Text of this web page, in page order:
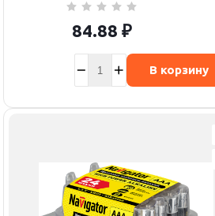
84.88 ₽
В корзину